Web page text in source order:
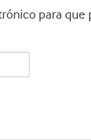
para